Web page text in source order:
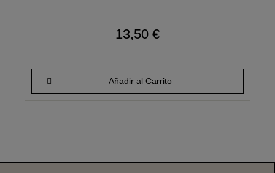
13,50 €
Añadir al Carrito